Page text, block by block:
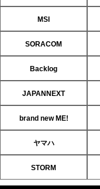
MSI
SORACOM
Backlog
JAPANNEXT
brand new ME!
ヤマハ
STORM